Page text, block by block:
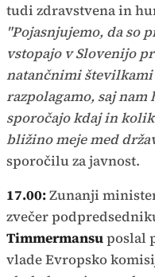
tudi zdravstvena in
"Pojasnjujemo, da so
vstopajo v Slovenijo
natančnimi
razpolagamo, saj
sporočajo kdaj in
bližino meje med
sporočilu za javnost.
17.00:Zunanji
zvečer
Timmermansuposlal
vlade Evropsko